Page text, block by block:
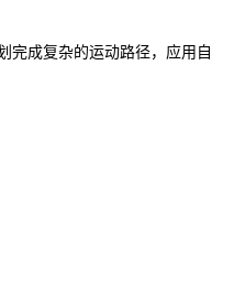
完成复杂的运动路径，应用自